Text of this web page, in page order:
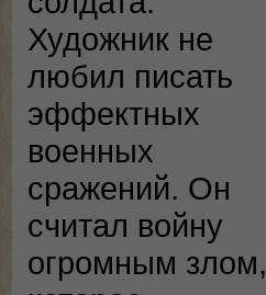
Художник не
любил писать
эффектных
военных
сражений. Он
считал войну
огромным злом,